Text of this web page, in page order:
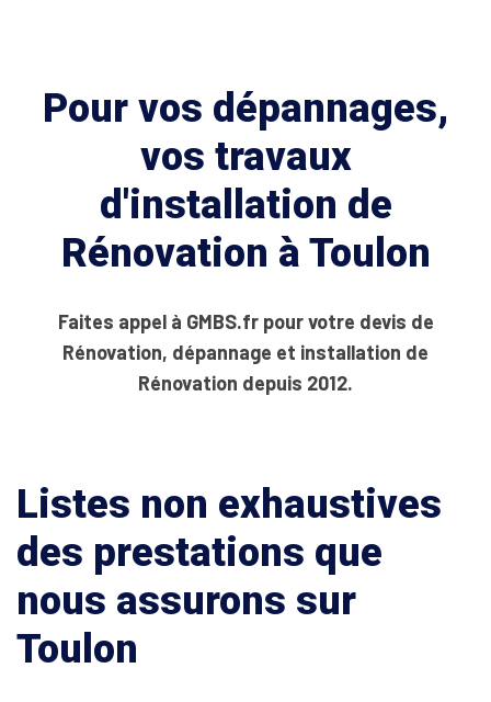
Pour vos dépannages,
vos travaux
d'installation de
Rénovation à Toulon
Faites appel à GMBS.fr pour votre devis de
Rénovation, dépannage et installation de
Rénovation depuis 2012.
Listes non exhaustives
des prestations que
nous assurons sur
Toulon